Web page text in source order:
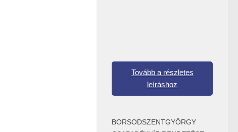
Tovább a részletes
leíráshoz
BORSODSZENTGYÖRGY